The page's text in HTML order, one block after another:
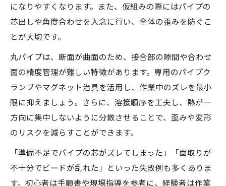
になりやすくなります。また、仮組みの際にはパイプの
芯出しや角度合わせを入念に行い、全体の歪みを防ぐこ
とが大切です。
丸パイプは、断面が曲面のため、接合部の隙間や合わせ
面の精度管理が難しい特徴があります。専用のパイプク
ランプやマグネット治具を活用し、作業中のズレを最小
限に抑えましょう。さらに、溶接順序を工夫し、熱が一
方向に集中しないように分散させることで、歪みや変形
のリスクを減らすことができます。
「準備不足でパイプの芯がズレてしまった」「面取りが
不十分でビードが乱れた」といった失敗例も多くありま
す。初心者は手順書や現場指導を参考に、経験者は作業